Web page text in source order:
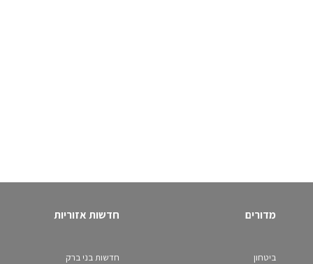
מדורים
ביטחון
חדשות אזוריות
חדשות בני ברק